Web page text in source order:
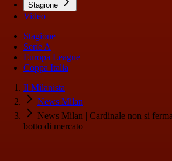
Stagione
Video
Stagione
Serie A
Europa League
Coppa Italia
Il Milanista
News Milan
News Milan | Cardinale non si
botto di mercato